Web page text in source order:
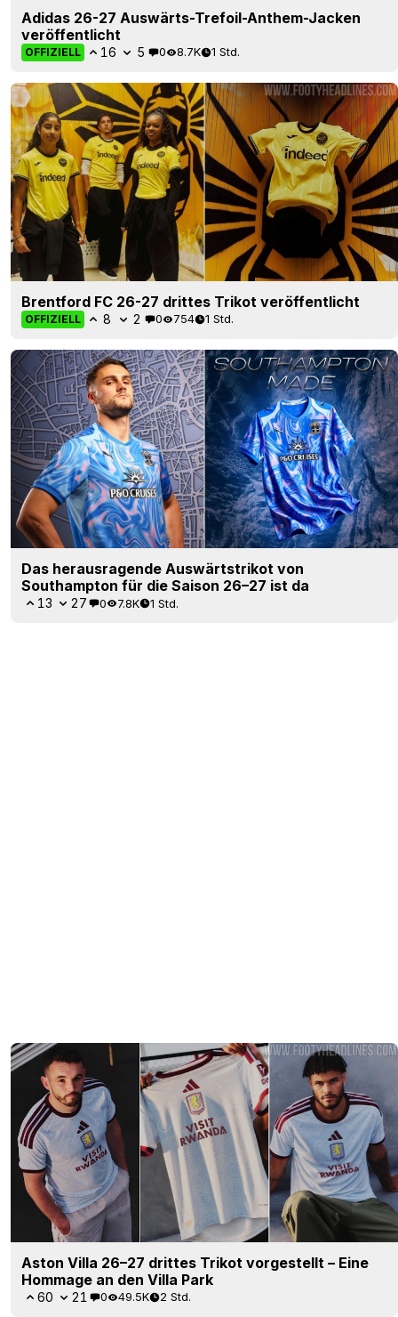
Adidas 26-27 Auswärts-Trefoil-Anthem-Jacken
veröffentlicht
OFFIZIELL 16 5 0 8.7K 1 Std.
Brentford FC 26-27 drittes Trikot veröffentlicht
OFFIZIELL 8 2 0 754 1 Std.
Das herausragende Auswärtstrikot von
Southampton für die Saison 26–27 ist da
13 27 0 7.8K 1 Std.
Aston Villa 26–27 drittes Trikot vorgestellt – Eine
Hommage an den Villa Park
60 21 0 49.5K 2 Std.